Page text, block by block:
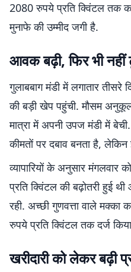
2080 रुपये प्रति क्विंटल तक
मुनाफे की उम्मीद जगी है.
आवक बढ़ी, फिर भी नहीं
गुलाबबाग मंडी में लगातार
की बड़ी खेप पहुंची. मौसम
मात्रा में अपनी उपज मंडी में
कीमतों पर दबाव बनता है,
व्यापारियों के अनुसार
प्रति क्विंटल की बढ़ोतरी हुई
रही. अच्छी गुणवत्ता वाले
रुपये प्रति क्विंटल तक दर्ज
खरीदारी को लेकर बढ़ी